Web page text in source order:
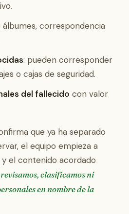
álbumes, correspondencia
: pueden corresponder
o cajas de seguridad.
del fallecido con valor
que ya ha separado
el equipo empieza a
el contenido acordado
clasificamos ni
en nombre de la